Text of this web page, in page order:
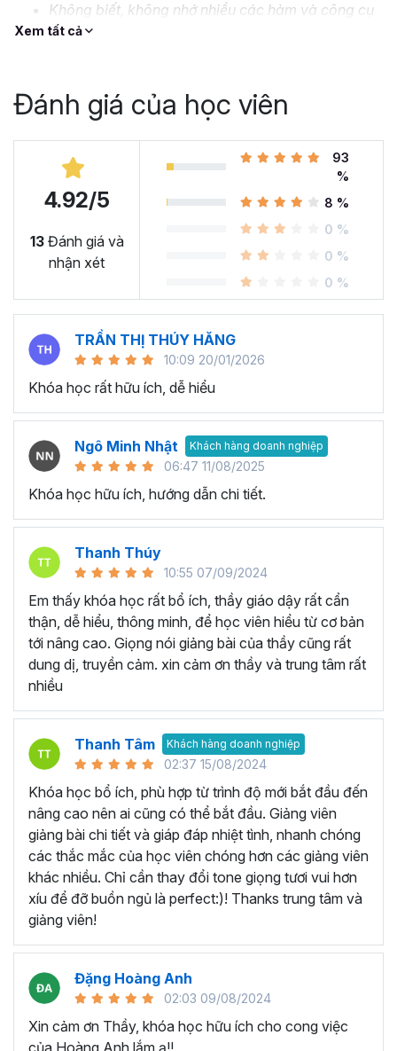
Không biết, không nhớ nhiều các hàm và công cụ
nâng cao.
….
Đó là lý do mà Gitiho cho ra mắt khóa họcGoogle Sheet
từ Cơ bản đến Nâng cao, công cụ thay thế Excel
bạn bắt đầu làm quen và ứng dụng thành thạo công cụ
này vào công việc. Cùng xem nhé!
Tại sao bạn nên học Google
Sheet?
rất nhiều. Thay vì gần như chỉ sử dụng
chuyển dịch nhiều sang các công cụ online và có khả
trình bảng tính trực tuyến phổ biến nhất cung cấp các giải
pháp mà nhiều công ty sử dụng được phát hành bởi
Google.
Tại sao tham gia khóa học
Google Sheet của Gitiho?
Khóa học Google Sheets thực hành cầm tay chỉ việc từ
cơ bản đến nâng cao giúp bạn tiếp thu và ứng dụng kiến
nhanh chóng và tiện lợi nhất bởi giảng viên dày dặn kinh
nghiệm.
Khóa Google Sheets bao gồm5 Chương, 45 bài giảng,
8h 48m giờ
đi từ phần kiến thức căn bản, các thao tác cơ
dụng kết hợp các hàm đểphân tích dữ liệuvà lập bản báo
cáo trên Google trang tính.
Bạn sẽ nắm vững các công thức mới và tìm hiểu chức
năng mới để có thể tìm ra những cách tốt hơn để thiết lập
bảng tính hiện có của mình. Khóa học Google Sheets
online này có rất nhiều ví dụ thực tế trong công việc, giúp
bạn hình thành tư duy xử lý vấn đề với Google Sheet.
Khóa học Google Sheet này
dành cho ai?
trong công việc, thì khóa học này hoàn toàn phù hợp với
bạn. Đặc biệt là với:
Người mới bắt đầu sử dụng Google Sheet, hoặc sử
Xem tất cả
Đánh giá của học viên
4.92/5
13Đánh giá và
nhận xét
93
%
8 %
0 %
0 %
0 %
TRẦN THỊ THÚY HĂNG
10:09 20/01/2026
Khóa học rất hữu ích, dễ hiểu
Ngô Minh Nhật Khách hàng doanh nghiệp
06:47 11/08/2025
Khóa học hữu ích, hướng dẫn chi tiết.
Thanh Thúy
10:55 07/09/2024
Em thấy khóa học rất bổ ích, thầy giáo dậy rất cẩn
thận, dễ hiểu, thông minh, để học viên hiểu từ cơ bản
tới nâng cao. Giọng nói giảng bài của thầy cũng rất
dung dị, truyền cảm. xin cảm ơn thầy và trung tâm rất
nhiều
Thanh Tâm Khách hàng doanh nghiệp
02:37 15/08/2024
Khóa học bổ ích, phù hợp từ trình độ mới bắt đầu đến
nâng cao nên ai cũng có thể bắt đầu. Giảng viên
giảng bài chi tiết và giáp đáp nhiệt tình, nhanh chóng
các thắc mắc của học viên chóng hơn các giảng viên
khác nhiều. Chỉ cần thay đổi tone giọng tươi vui hơn
xíu để đỡ buồn ngủ là perfect:)! Thanks trung tâm và
giảng viên!
Đặng Hoàng Anh
02:03 09/08/2024
Xin cảm ơn Thầy, khóa học hữu ích cho cong việc